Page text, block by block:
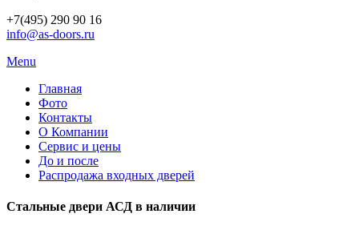
+7(495) 290 90 16
info@as-doors.ru
Menu
Главная
Фото
Контакты
О Компании
Сервис и цены
До и после
Распродажа входных дверей
Стальные двери АСД в наличии